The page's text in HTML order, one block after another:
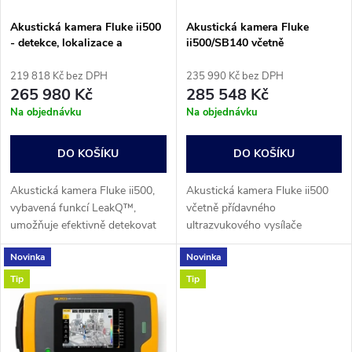
p
r
o
u
k
t
ů
s
p
r
o
d
u
k
t
ů
Akustická kamera Fluke ii500
- detekce, lokalizace a
219 818 Kč bez DPH
265 980 Kč
Na objednávku
DO KOŠÍKU
Akustická kamera Fluke ii500,
vybavená funkcí LeakQ™,
umožňuje efektivně detekovat
a lokalizovat úniky plynu.
Pokročilý systém akustické
detekce netěsností kamer
ii500...
Akustická kamera Fluke
ii500/SB140 včetně
235 990 Kč bez DPH
285 548 Kč
Na objednávku
DO KOŠÍKU
Akustická kamera Fluke ii500
včetně přídavného
ultrazvukového vysílače
umožňuje efektivně detekovat
a lokalizovat úniky plynu.
Pokročilý systém akustické
Novinka
Tip
Novinka
Tip